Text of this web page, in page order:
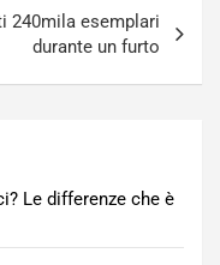
240mila esemplari
durante un furto
Le differenze che è